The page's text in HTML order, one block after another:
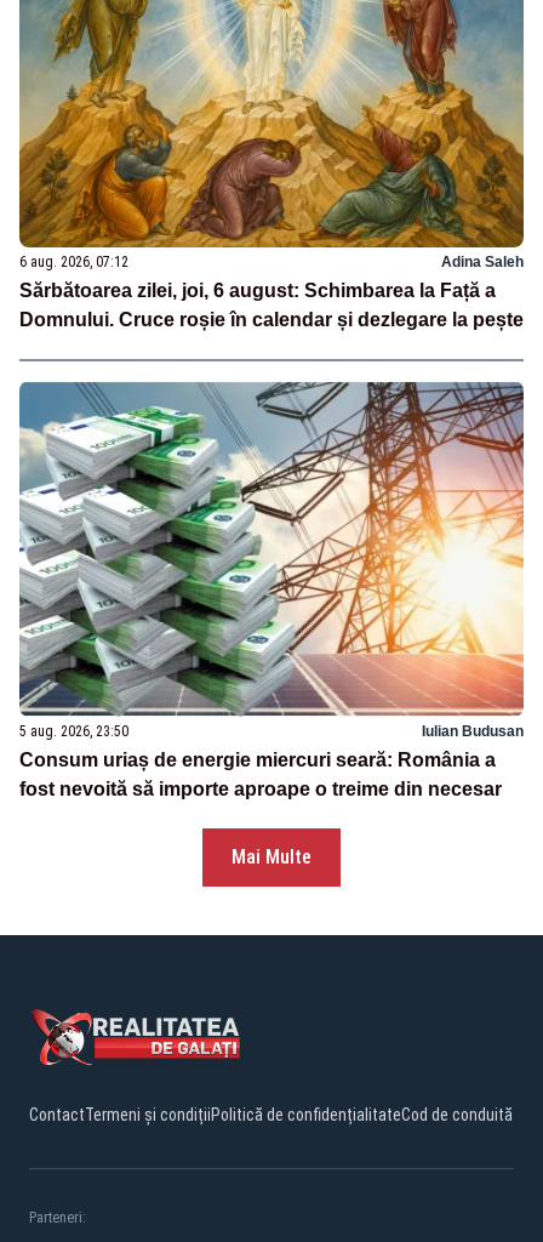
6 aug. 2026, 07:12 Adina Saleh
Sărbătoarea zilei, joi, 6 august: Schimbarea la Față a
Domnului. Cruce roșie în calendar și dezlegare la pește
5 aug. 2026, 23:50 Iulian Budusan
Consum uriaș de energie miercuri seară: România a
fost nevoită să importe aproape o treime din necesar
Mai Multe
ContactTermeni și condițiiPolitică de confidențialitateCod de conduită
Parteneri: